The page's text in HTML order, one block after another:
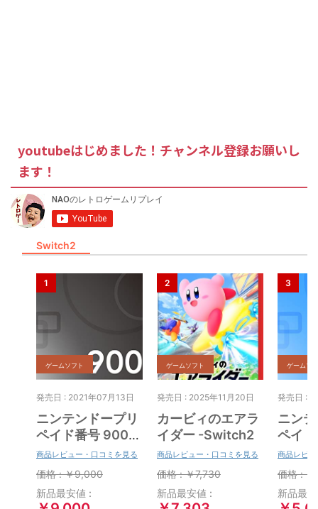
youtubeはじめました！チャンネル登録お願いし
ます！
Switch2
ゲームソフト
発売日 : 2021年07月13日
ニンテンドープリ
ペイド番号 9000
円|オンラインコー
ド版
商品レビュー・口コミを見る
価格 : ￥9,000
新品最安値 :
ゲームソフト
発売日 : 2025年11月20日
カービィのエアラ
イダー -Switch2
商品レビュー・口コミを見る
価格 : ￥7,730
新品最安値 :
ゲームソ
発売日 :
ニン
ペイ
円|オ
ド版
商品レビ
価格 :
新品最